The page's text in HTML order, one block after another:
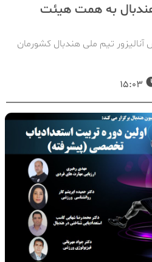
هندبال به همت هیئت
آنالیزور تیم ملی هندبال کشورمان